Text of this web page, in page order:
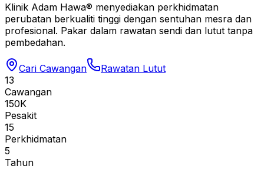
Klinik Adam Hawa® menyediakan perkhidmatan
perubatan berkualiti tinggi dengan sentuhan mesra dan
profesional. Pakar dalam rawatan sendi dan lutut tanpa
pembedahan.
Cari Cawangan
Rawatan Lutut
13
Cawangan
150K
Pesakit
15
Perkhidmatan
5
Tahun